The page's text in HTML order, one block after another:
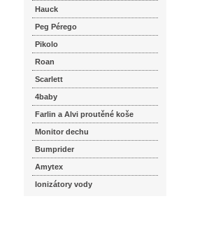
Hauck
Peg Pérego
Pikolo
Roan
Scarlett
4baby
Farlin a Alvi proutěné koše
Monitor dechu
Bumprider
Amytex
Ionizátory vody